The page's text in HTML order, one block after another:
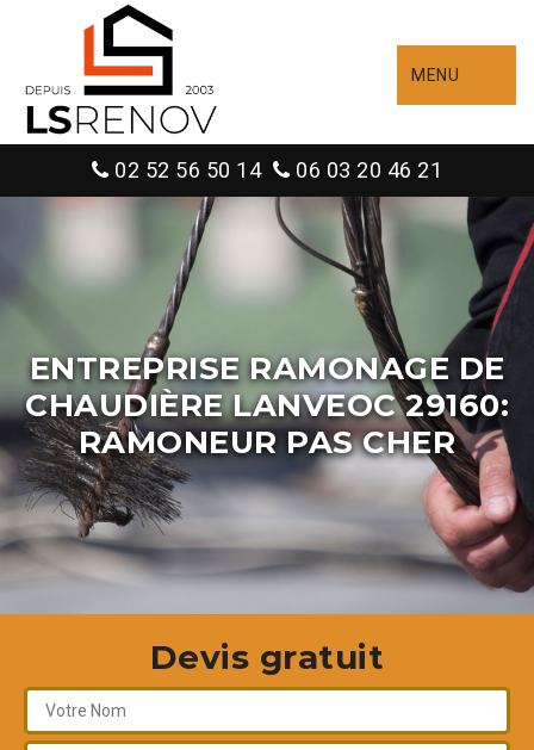
MENU
02 52 56 50 14 06 03 20 46 21
ENTREPRISE RAMONAGE DE
CHAUDIÈRE LANVEOC 29160:
RAMONEUR PAS CHER
Devis gratuit